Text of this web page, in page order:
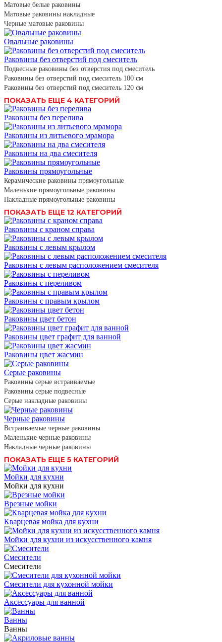
Матовые белые раковины
Матовые раковины накладные
Черные матовые раковины
Овальные раковины
Раковины без отверстий под смеситель
Подвесные раковины без отверстия под смеситель
Раковины без отверстий под смеситель 100 см
Раковины без отверстий под смеситель 120 см
ПОКАЗАТЬ ЕЩЕ 4 КАТЕГОРИЙ
Раковины без перелива
Раковины из литьевого мрамора
Раковины на два смесителя
Раковины прямоугольные
Керамические раковины прямоугольные
Маленькие прямоугольные раковины
Накладные прямоугольные раковины
ПОКАЗАТЬ ЕЩЕ 12 КАТЕГОРИЙ
Раковины с краном справа
Раковины с левым крылом
Раковины с левым расположением смесителя
Раковины с переливом
Раковины с правым крылом
Раковины цвет бетон
Раковины цвет графит для ванной
Раковины цвет жасмин
Серые раковины
Раковины серые встраиваемые
Раковины серые подвесные
Серые накладные раковины
Черные раковины
Встраиваемые черные раковины
Маленькие черные раковины
Накладные черные раковины
ПОКАЗАТЬ ЕЩЕ 5 КАТЕГОРИЙ
Мойки для кухни
Мойки для кухни
Врезные мойки
Кварцевая мойка для кухни
Мойки для кухни из искусственного камня
Смесители
Смесители
Смесители для кухонной мойки
Аксессуары для ванной
Ванны
Ванны